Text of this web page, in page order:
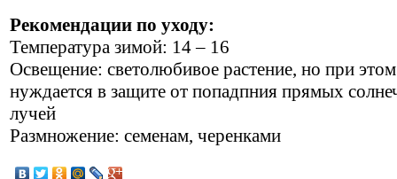
Рекомендации по уходу:
Температура зимой: 14 – 16
Освещение: светолюбивое растение, но при этом
нуждается в защите от попадпния прямых
лучей
Размножение: семенам, черенками